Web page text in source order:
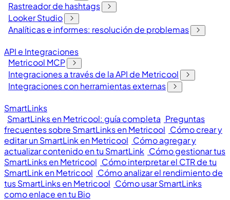
Rastreador de hashtags
Looker Studio
Analíticas e informes: resolución de problemas
API e Integraciones
Metricool MCP
Integraciones a través de la API de Metricool
Integraciones con herramientas externas
SmartLinks
SmartLinks en Metricool: guía completa Preguntas
frecuentes sobre SmartLinks en Metricool Cómo crear y
editar un SmartLink en Metricool Cómo agregar y
actualizar contenido en tu SmartLink Cómo gestionar tus
SmartLinks en Metricool Cómo interpretar el CTR de tu
SmartLink en Metricool Cómo analizar el rendimiento de
tus SmartLinks en Metricool Cómo usar SmartLinks
como enlace en tu Bio